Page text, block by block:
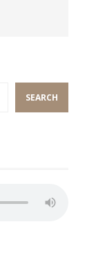
SEARCH